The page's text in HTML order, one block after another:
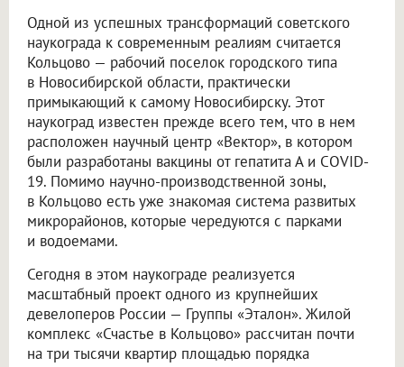
Одной из успешных трансформаций советского
наукограда к современным реалиям считается
Кольцово — рабочий поселок городского типа
в Новосибирской области, практически
примыкающий к самому Новосибирску. Этот
наукоград известен прежде всего тем, что в нем
расположен научный центр «Вектор», в котором
были разработаны вакцины от гепатита А и COVID-
19. Помимо научно-производственной зоны,
в Кольцово есть уже знакомая система развитых
микрорайонов, которые чередуются с парками
и водоемами.
Сегодня в этом наукограде реализуется
масштабный проект одного из крупнейших
девелоперов России — Группы «Эталон». Жилой
комплекс «Счастье в Кольцово» рассчитан почти
на три тысячи квартир площадью порядка